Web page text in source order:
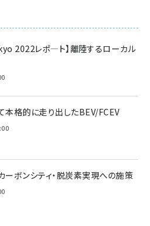
2022レポ—ト】離陸するローカル
本格的に走り出したBEV/FCEV
ーボンシティ・脱炭素実現への施策